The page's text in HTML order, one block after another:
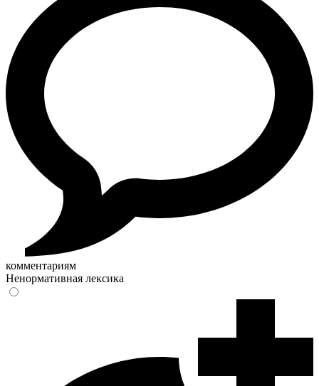
комментариям
Ненормативная лексика